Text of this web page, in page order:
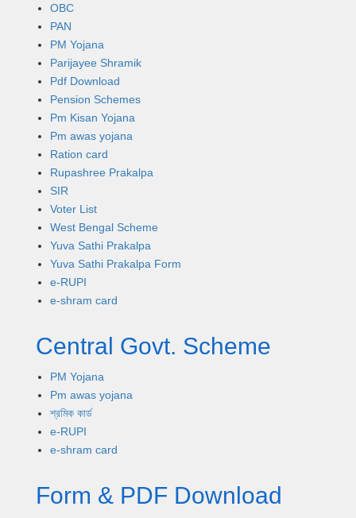
OBC
PAN
PM Yojana
Parijayee Shramik
Pdf Download
Pension Schemes
Pm Kisan Yojana
Pm awas yojana
Ration card
Rupashree Prakalpa
SIR
Voter List
West Bengal Scheme
Yuva Sathi Prakalpa
Yuva Sathi Prakalpa Form
e-RUPI
e-shram card
Central Govt. Scheme
PM Yojana
Pm awas yojana
শ্রমিক কার্ড
e-RUPI
e-shram card
Form & PDF Download